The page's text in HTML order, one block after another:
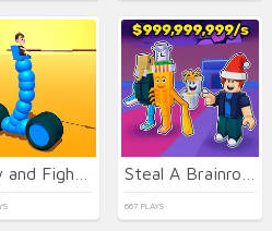
667 PLAYS